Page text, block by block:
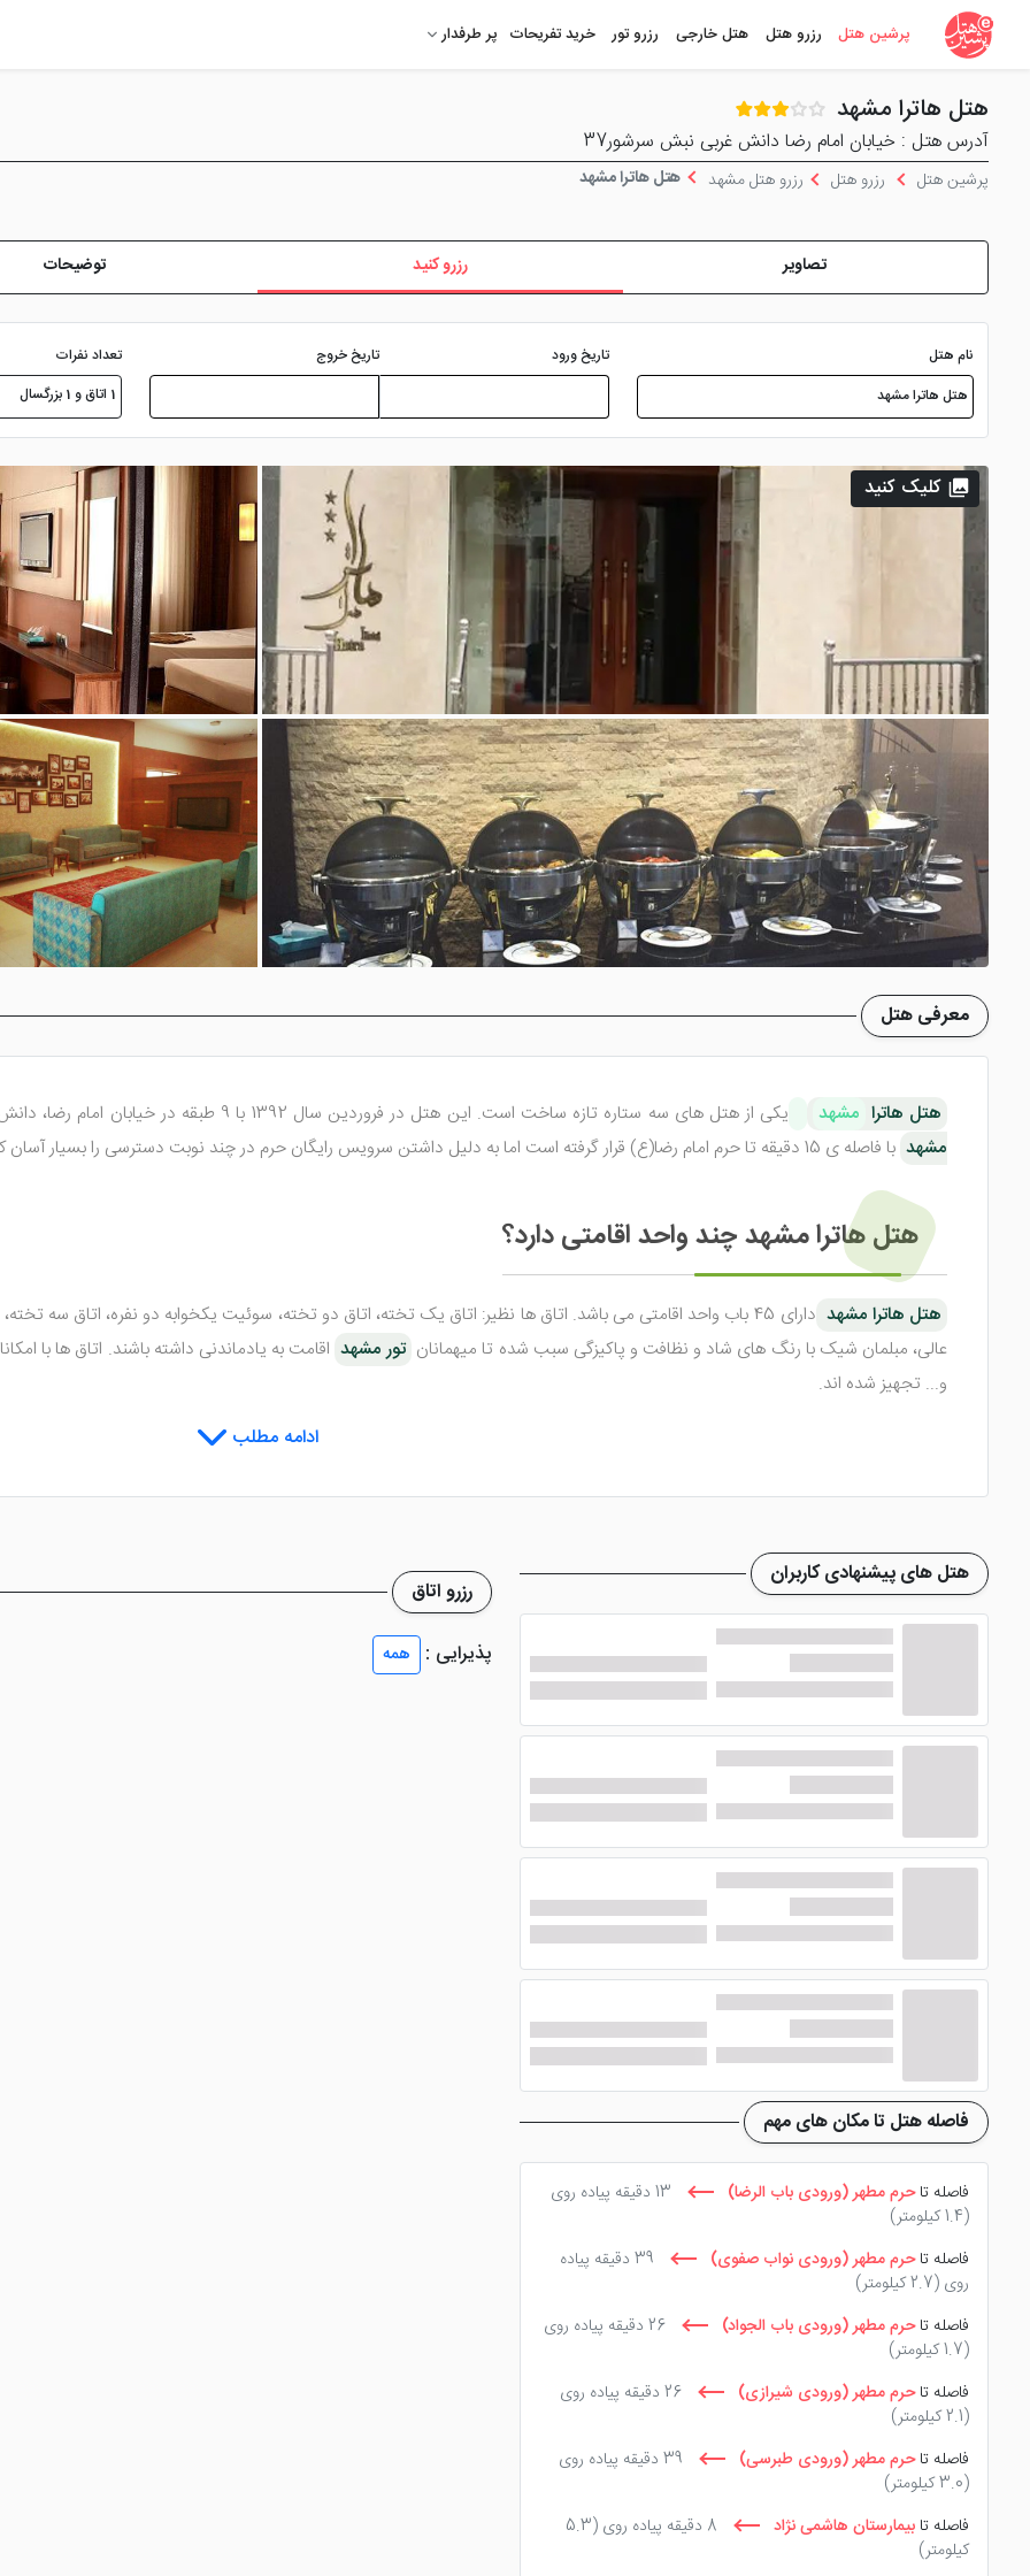
پرشین هتل رزرو هتل هتل خارجی رزرو تور خرید تفریحات پر طرفدار
هتل هاترا مشهد
آدرس هتل : خیابان امام رضا دانش غربی نبش سرشور37
پرشین هتل رزرو هتل رزرو هتل مشهد هتل هاترا مشهد
تصاویر رزرو کنید توضیحات
نام هتل تاریخ ورود تاریخ خروج
تعداد نفرات
1 اتاق و 1 بزرگسال
کلیک کنید
معرفی هتل
هتل هاترا مشهد یکی از هتل های سه ستاره تازه ساخت است. این هتل در فروردین سال 1392 با 9 طبقه در خیابان امام رضا، دانش غربی، کوچه سرشور، نبش سرشور 37 احداث گردید. این
مشهد با فاصله ی 15 دقیقه تا حرم امام رضا(ع) قرار گرفته است اما به دلیل داشتن سرویس رایگان حرم در چند نوبت دسترسی را بسیار آسان کرده است.
هتل هاترا مشهد چند واحد اقامتی دارد؟
هتل هاترا مشهد
دارای 45 باب واحد اقامتی می باشد. اتاق ها نظیر: اتاق یک تخته، اتاق دو تخته، سوئیت یکخوابه دو نفره، اتاق سه
عالی، مبلمان شیک با رنگ های شاد و نظافت و پاکیزگی سبب شده تا میهمانان تور مشهد اقامت به یادماندنی داشته باشند. اتاق ها با
و... تجهیز شده اند.
هتل زیبای هاترا مشهد
میهمانان هنگام صرف غذا آرامش داشته باشند. هتل هاترا در کافی شاپ به سرو انواع کیک ها، دسرها، نوشیدنی های سرد و گرم می
دورهمی های دوستانه و صرف یک عصرانه دلپذیر باشد.
امکانات اصلی در هتل هاترا مشهد
هتل جذاب هاترا مشهد
با داشتن امکانات عمومی نظیر: فتوکپی، پرینتر، خدمات برای ناتوانان جسمی، اینترنت پرسرعت، سرویس
طبقات، لابی(ظرفیت 30 نفر) و... سعی کرده تا میهمانان دغدغه ای نداشته باشند.
چگونگی دسترسی هتل هاترا مشهد
تور هتل هاترا مشهد از کیش با توجه به کیفیت بالای این هتل و نوساز بودن آن رونق بسیاری دارد و اغلب باعث
بنابراین اگر قصد
هاترا مشهد را دارید، هرچه سریع تر و در اسرع وقت، رزرو خود را انجام دهید. البته در صورت تکمیل بودن
زیتون مشهد و یا هتل مدائن مشهد
تور هتل هاترا مشهد و اقامتی با کیفیت
تور هتل هاترا مشهد را می توانید با تخفیف ویژه از سایت پرشین هتل خریداری کنید و اقامتی با کیفیت در شهر مشهد را تجربه نمایید. با
خواهید داشت و بازار فرش فروش ها نیز در نزدیکی شما خواهد بود.
ادامه مطلب
رزرو اتاق
پذیرایی :
همه
هتل های پیشنهادی کاربران
فاصله هتل تا مکان های مهم
فاصله تاحرم مطهر (ورودی باب الرضا)
13 دقیقه پیاده روی
(1.4 کیلومتر)
فاصله تاحرم مطهر (ورودی نواب صفوی)
39 دقیقه پیاده
روی (2.7 کیلومتر)
فاصله تاحرم مطهر (ورودی باب الجواد)
26 دقیقه پیاده روی
(1.7 کیلومتر)
فاصله تاحرم مطهر (ورودی شیرازی)
26 دقیقه پیاده روی
(2.1 کیلومتر)
فاصله تاحرم مطهر (ورودی طبرسی)
39 دقیقه پیاده روی
(3.0 کیلومتر)
فاصله تا بیمارستان هاشمی نژاد 8 دقیقه پیاده روی
(5.3
کیلومتر)